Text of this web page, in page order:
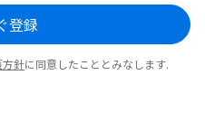
登録
方針に同意したこととみなします.